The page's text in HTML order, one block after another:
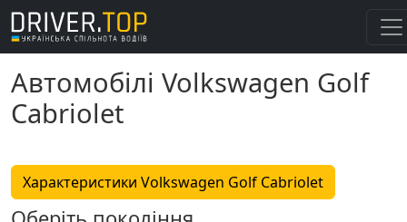
Автомобілі Volkswagen Golf
Cabriolet
Характеристики Volkswagen Golf Cabriolet